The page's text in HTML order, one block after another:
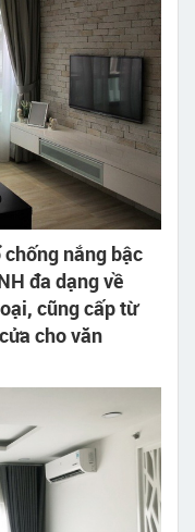
nắng bậc
đa dạng về
cũng cấp từ
cho văn